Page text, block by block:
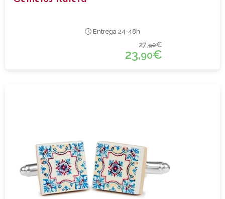
Entrega 24-48h
27,90€
23,90€